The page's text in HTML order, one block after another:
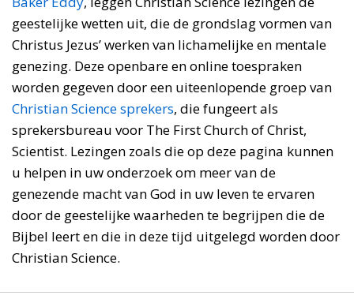
geestelijke wetten uit, die de grondslag vormen van
Christus Jezus’ werken van lichamelijke en mentale
genezing. Deze openbare en online toespraken
worden gegeven door een uiteenlopende groep van
Christian Science sprekers, die fungeert als
sprekersbureau voor The First Church of Christ,
Scientist. Lezingen zoals die op deze pagina kunnen
u helpen in uw onderzoek om meer van de
genezende macht van God in uw leven te ervaren
door de geestelijke waarheden te begrijpen die de
Bijbel leert en die in deze tijd uitgelegd worden door
Christian Science.